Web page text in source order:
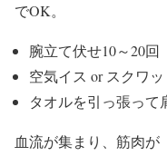
でOK。
腕立て伏せ10～20回
空気イス or スクワ
タオルを引っ張って
血流が集まり、筋肉が